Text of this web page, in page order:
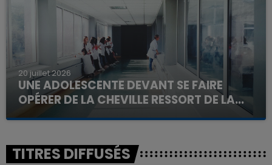
20 juillet 2026
UNE ADOLESCENTE DEVANT SE FAIRE
OPÉRER DE LA CHEVILLE RESSORT DE LA...
La famille a porté plainte contre la clinique qui a
excuses.
TITRES DIFFUSÉS